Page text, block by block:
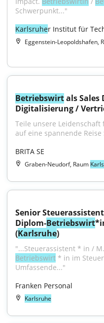
Schwerpunkt..."
Karlsruher Institut für
Eggenstein-Leopoldshafen,
Betriebswirt als Sales
Digitalisierung /
Teile unsere
auf eine spannende
BRITA SE
Graben-Neudorf, Raum
Senior
Diplom-Betriebswirt
(Karlsruhe)
"...Steuerassistent * in /
Betriebswirt * in im
Umfassende..."
Franken Personal
Karlsruhe